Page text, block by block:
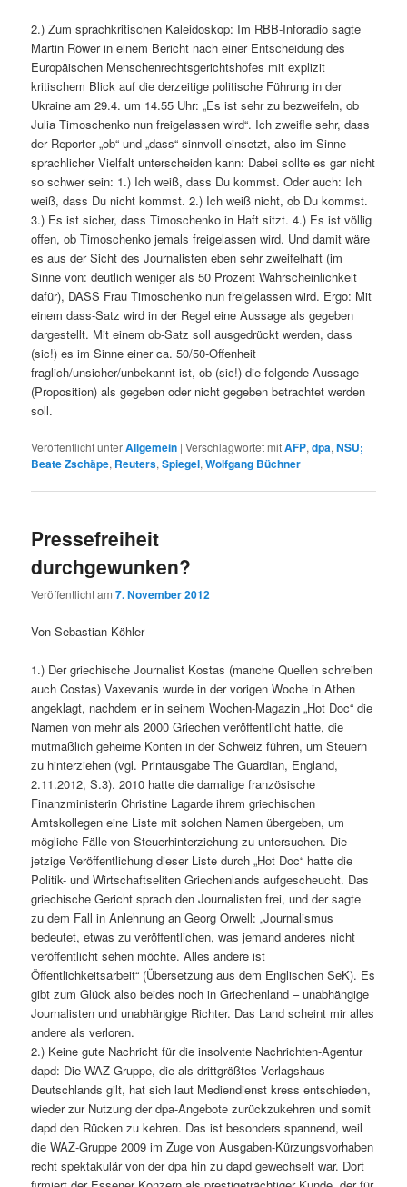
2.) Zum sprachkritischen Kaleidoskop: Im RBB-Inforadio sagte
Martin Röwer in einem Bericht nach einer Entscheidung des
Europäischen Menschenrechtsgerichtshofes mit explizit
kritischem Blick auf die derzeitige politische Führung in der
Ukraine am 29.4. um 14.55 Uhr: „Es ist sehr zu bezweifeln, ob
Julia Timoschenko nun freigelassen wird“. Ich zweifle sehr, dass
der Reporter „ob“ und „dass“ sinnvoll einsetzt, also im Sinne
sprachlicher Vielfalt unterscheiden kann: Dabei sollte es gar nicht
so schwer sein: 1.) Ich weiß, dass Du kommst. Oder auch: Ich
weiß, dass Du nicht kommst. 2.) Ich weiß nicht, ob Du kommst.
3.) Es ist sicher, dass Timoschenko in Haft sitzt. 4.) Es ist völlig
offen, ob Timoschenko jemals freigelassen wird. Und damit wäre
es aus der Sicht des Journalisten eben sehr zweifelhaft (im
Sinne von: deutlich weniger als 50 Prozent Wahrscheinlichkeit
dafür), DASS Frau Timoschenko nun freigelassen wird. Ergo: Mit
einem dass-Satz wird in der Regel eine Aussage als gegeben
dargestellt. Mit einem ob-Satz soll ausgedrückt werden, dass
(sic!) es im Sinne einer ca. 50/50-Offenheit
fraglich/unsicher/unbekannt ist, ob (sic!) die folgende Aussage
(Proposition) als gegeben oder nicht gegeben betrachtet werden
soll.
Veröffentlicht unterAllgemein |Verschlagwortet mitAFP,dpa,NSU;
Beate Zschäpe, Reuters,Spiegel,Wolfgang Büchner
Pressefreiheit
durchgewunken?
Veröffentlicht am7. November 2012
Von Sebastian Köhler
1.) Der griechische Journalist Kostas (manche Quellen schreiben
auch Costas) Vaxevanis wurde in der vorigen Woche in Athen
angeklagt, nachdem er in seinem Wochen-Magazin „Hot Doc“ die
Namen von mehr als 2000 Griechen veröffentlicht hatte, die
mutmaßlich geheime Konten in der Schweiz führen, um Steuern
zu hinterziehen (vgl. Printausgabe The Guardian, England,
2.11.2012, S.3). 2010 hatte die damalige französische
Finanzministerin Christine Lagarde ihrem griechischen
Amtskollegen eine Liste mit solchen Namen übergeben, um
mögliche Fälle von Steuerhinterziehung zu untersuchen. Die
jetzige Veröffentlichung dieser Liste durch „Hot Doc“ hatte die
Politik- und Wirtschaftseliten Griechenlands aufgescheucht. Das
griechische Gericht sprach den Journalisten frei, und der sagte
zu dem Fall in Anlehnung an Georg Orwell: „Journalismus
bedeutet, etwas zu veröffentlichen, was jemand anderes nicht
veröffentlicht sehen möchte. Alles andere ist
Öffentlichkeitsarbeit“ (Übersetzung aus dem Englischen SeK). Es
gibt zum Glück also beides noch in Griechenland – unabhängige
Journalisten und unabhängige Richter. Das Land scheint mir alles
andere als verloren.
2.) Keine gute Nachricht für die insolvente Nachrichten-Agentur
dapd: Die WAZ-Gruppe, die als drittgrößtes Verlagshaus
Deutschlands gilt, hat sich laut Mediendienst kress entschieden,
wieder zur Nutzung der dpa-Angebote zurückzukehren und somit
dapd den Rücken zu kehren. Das ist besonders spannend, weil
die WAZ-Gruppe 2009 im Zuge von Ausgaben-Kürzungsvorhaben
recht spektakulär von der dpa hin zu dapd gewechselt war. Dort